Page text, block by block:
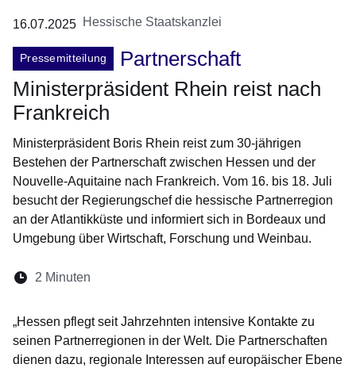
16.07.2025 Hessische Staatskanzlei
Pressemitteilung
Partnerschaft
Ministerpräsident Rhein reist nach
Frankreich
Ministerpräsident Boris Rhein reist zum 30-jährigen
Bestehen der Partnerschaft zwischen Hessen und der
Nouvelle-Aquitaine nach Frankreich. Vom 16. bis 18. Juli
besucht der Regierungschef die hessische Partnerregion
an der Atlantikküste und informiert sich in Bordeaux und
Umgebung über Wirtschaft, Forschung und Weinbau.
Lesedauer:
2 Minuten
„Hessen pflegt seit Jahrzehnten intensive Kontakte zu
seinen Partnerregionen in der Welt. Die Partnerschaften
dienen dazu, regionale Interessen auf europäischer Ebene